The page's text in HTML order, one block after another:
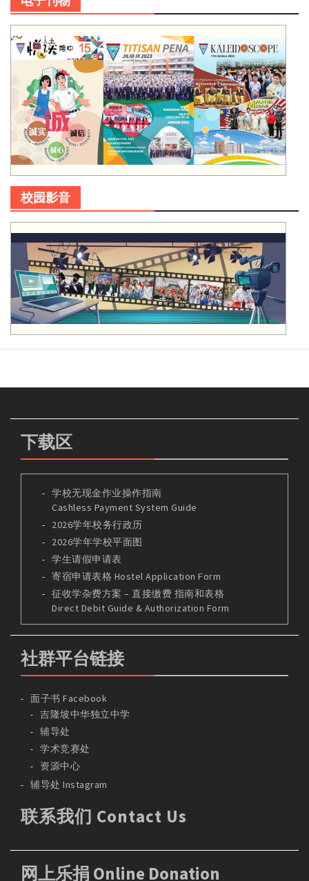
校园影音
下载区
学校无现金作业操作指南
Cashless Payment System Guide
2026学年校务行政历
2026学年学校平面图
学生请假申请表
寄宿申请表格 Hostel Application Form
征收学杂费方案 – 直接缴费 指南和表格
Direct Debit Guide & Authorization Form
社群平台链接
面子书 Facebook
吉隆坡中华独立中学
辅导处
学术竞赛处
资源中心
辅导处 Instagram
联系我们 Contact Us
网上乐捐 Online Donation